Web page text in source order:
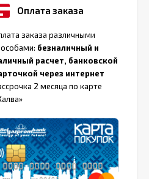
полочкой
Боковое
КУПИТЬ
Оплата заказа
заказа различными
безналичный и
расчет, банковской
через интернет
2 месяца по карте